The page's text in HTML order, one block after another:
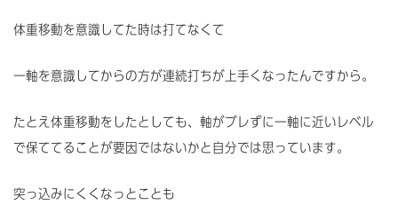
体重移動を意識してた時は打てなくて
一軸を意識してからの方が連続打ちが上手くなったんですから。
たとえ体重移動をしたとしても、軸がブレずに一軸に近いレベル
で保ててることが要因ではないかと自分では思っています。
突っ込みにくくなっとことも